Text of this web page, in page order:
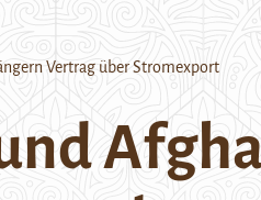
Vertrag über Stromexport